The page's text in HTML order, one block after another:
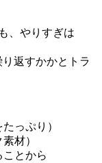
、やりすぎは
返すかかとトラ
っぷり）
材）
とから